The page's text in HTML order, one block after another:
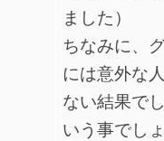
ました）
ちなみに、
には意外な
ない結果で
いう事でし